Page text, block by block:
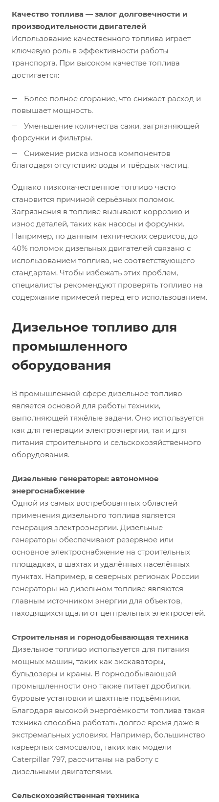
Качество топлива — залог долговечности и
производительности двигателей
Использование качественного топлива играет
ключевую роль в эффективности работы
транспорта. При высоком качестве топлива
достигается:
Более полное сгорание, что снижает расход и
повышает мощность.
Уменьшение количества сажи, загрязняющей
форсунки и фильтры.
Снижение риска износа компонентов
благодаря отсутствию воды и твёрдых частиц.
Однако низкокачественное топливо часто
становится причиной серьёзных поломок.
Загрязнения в топливе вызывают коррозию и
износ деталей, таких как насосы и форсунки.
Например, по данным технических сервисов, до
40% поломок дизельных двигателей связано с
использованием топлива, не соответствующего
стандартам. Чтобы избежать этих проблем,
специалисты рекомендуют проверять топливо на
содержание примесей перед его использованием.
Дизельное топливо для
промышленного
оборудования
В промышленной сфере дизельное топливо
является основой для работы техники,
выполняющей тяжёлые задачи. Оно используется
как для генерации электроэнергии, так и для
питания строительного и сельскохозяйственного
оборудования.
Дизельные генераторы: автономное
энергоснабжение
Одной из самых востребованных областей
применения дизельного топлива является
генерация электроэнергии. Дизельные
генераторы обеспечивают резервное или
основное электроснабжение на строительных
площадках, в шахтах и удалённых населённых
пунктах. Например, в северных регионах России
генераторы на дизельном топливе являются
главным источником энергии для объектов,
находящихся вдали от центральных электросетей.
Строительная и горнодобывающая техника
Дизельное топливо используется для питания
мощных машин, таких как экскаваторы,
бульдозеры и краны. В горнодобывающей
промышленности оно также питает дробилки,
буровые установки и шахтные подъёмники.
Благодаря высокой энергоёмкости топлива такая
техника способна работать долгое время даже в
экстремальных условиях. Например, большинство
карьерных самосвалов, таких как модели
Caterpillar 797, рассчитаны на работу с
дизельными двигателями.
Сельскохозяйственная техника